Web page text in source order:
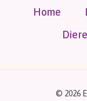
Home
© 2026